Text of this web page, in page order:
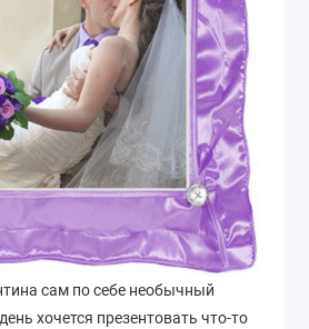
сам по себе необычный
хочется презентовать что-то